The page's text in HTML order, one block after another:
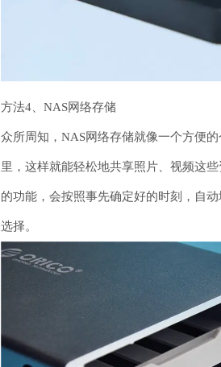
方法4、NAS网络存储
众所周知，NAS网络存储就像一个方便
里，这样就能轻松地共享照片、视频这
的功能，会按照事先确定好的时刻，自
选择。